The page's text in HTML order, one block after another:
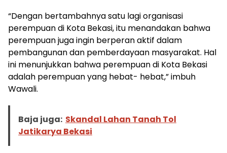
“Dengan bertambahnya satu lagi organisasi
perempuan di Kota Bekasi, itu menandakan bahwa
perempuan juga ingin berperan aktif dalam
pembangunan dan pemberdayaan masyarakat. Hal
ini menunjukkan bahwa perempuan di Kota Bekasi
adalah perempuan yang hebat- hebat,” imbuh
Wawali.
Baja juga: Skandal Lahan Tanah Tol
Jatikarya Bekasi